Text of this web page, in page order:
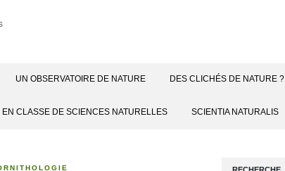
UN OBSERVATOIRE DE NATURE DES CLICHÉS DE NATURE ?
EN CLASSE DE SCIENCES NATURELLES SCIENTIA NATURALIS